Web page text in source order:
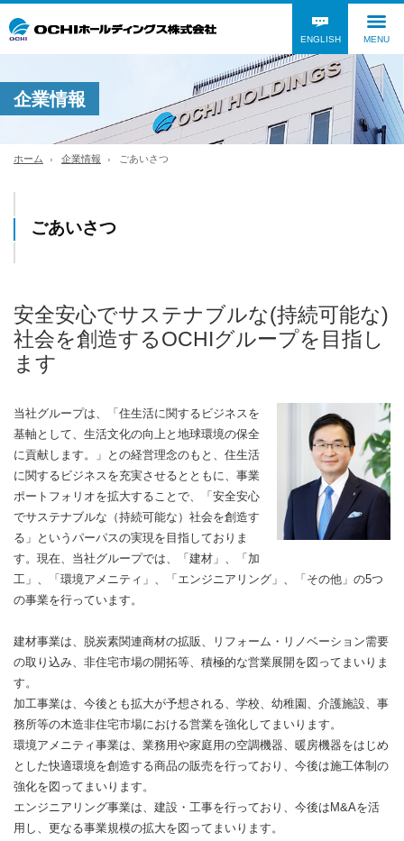
ENGLISH MENU
企業情報
ホーム 企業情報 ごあいさつ
ごあいさつ
安全安心でサステナブルな(持続可能な)
社会を創造するOCHIグループを目指し
ます
当社グループは、「住生活に関するビジネスを
基軸として、生活文化の向上と地球環境の保全
に貢献します。」との経営理念のもと、住生活
に関するビジネスを充実させるとともに、事業
ポートフォリオを拡大することで、「安全安心
でサステナブルな（持続可能な）社会を創造す
る」というパーパスの実現を目指しておりま
す。現在、当社グループでは、「建材」、「加
⼯」、「環境アメニティ」、「エンジニアリング」、「その他」の5つ
の事業を行っています。
建材事業は、脱炭素関連商材の拡販、リフォーム・リノベーション需要
の取り込み、非住宅市場の開拓等、積極的な営業展開を図ってまいりま
す。
加工事業は、今後とも拡大が予想される、学校、幼稚園、介護施設、事
務所等の木造非住宅市場における営業を強化してまいります。
環境アメニティ事業は、業務用や家庭用の空調機器、暖房機器をはじめ
とした快適環境を創造する商品の販売を行っており、今後は施工体制の
強化を図ってまいります。
エンジニアリング事業は、建設・工事を行っており、今後はM&Aを活
用し、更なる事業規模の拡大を図ってまいります。